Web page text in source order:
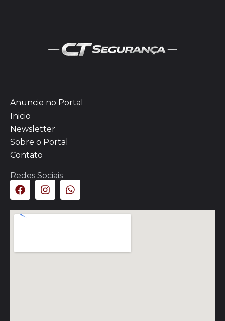
Anuncie no Portal
Inicio
Newsletter
Sobre o Portal
Contato
Redes Sociais